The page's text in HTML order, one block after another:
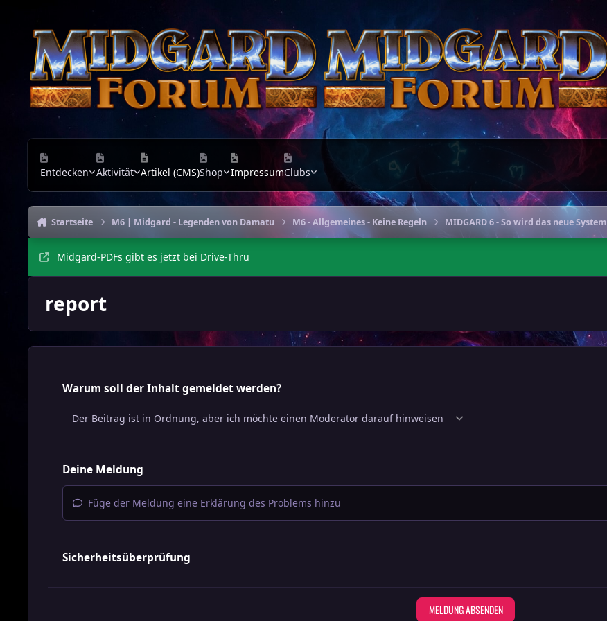
Entdecken Aktivität Artikel (CMS)Shop ImpressumClubs
Startseite M6 | Midgard - Legenden von Damatu M6 - Allgemeines - Keine Regeln MIDGARD 6 - So wird das neue System
Midgard-PDFs gibt es jetzt bei Drive-Thru
report
Warum soll der Inhalt gemeldet werden?
Deine Meldung
Füge der Meldung eine Erklärung des Problems hinzu
Sicherheitsüberprüfung
MELDUNG ABSENDEN